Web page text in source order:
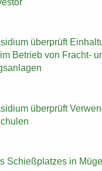
über­prüft
Be­trieb von Fracht-​
über­prüft
Schieß­plat­zes in